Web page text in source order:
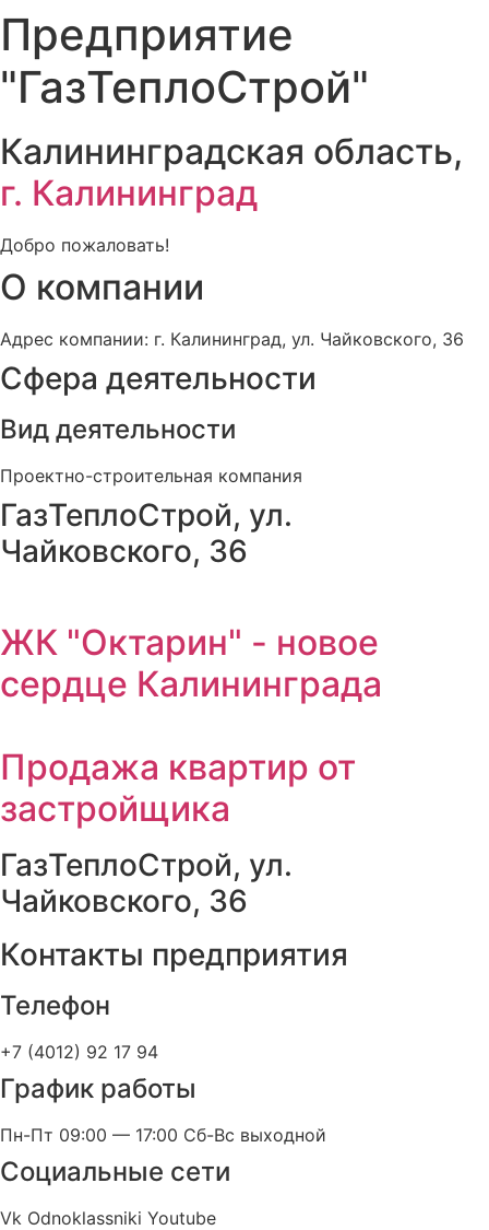
Предприятие
"ГазТеплоСтрой"
Калининградская область,
г. Калининград
Добро пожаловать!
О компании
Адрес компании: г. Калининград, ул. Чайковского, 36
Сфера деятельности
Вид деятельности
Проектно-строительная компания
ГазТеплоСтрой, ул.
Чайковского, 36
ЖК "Октарин" - новое
сердце Калининграда
Продажа квартир от
застройщика
ГазТеплоСтрой, ул.
Чайковского, 36
Контакты предприятия
Телефон
+7 (4012) 92 17 94
График работы
Пн-Пт 09:00 — 17:00 Сб-Вс выходной
Социальные сети
Vk Odnoklassniki Youtube